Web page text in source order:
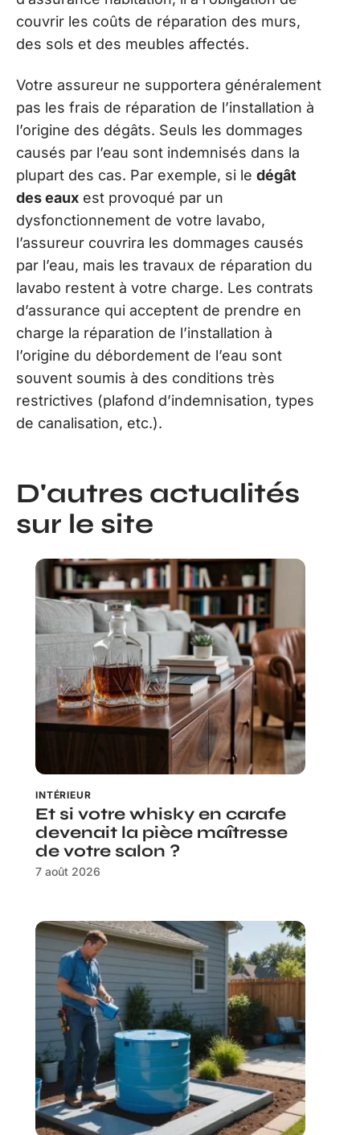
couvrir les coûts de réparation des murs,
des sols et des meubles affectés.
Votre assureur ne supportera généralement
pas les frais de réparation de l’installation à
l’origine des dégâts. Seuls les dommages
causés par l’eau sont indemnisés dans la
plupart des cas. Par exemple, si le dégât
des eaux est provoqué par un
dysfonctionnement de votre lavabo,
l’assureur couvrira les dommages causés
par l’eau, mais les travaux de réparation du
lavabo restent à votre charge. Les contrats
d’assurance qui acceptent de prendre en
charge la réparation de l’installation à
l’origine du débordement de l’eau sont
souvent soumis à des conditions très
restrictives (plafond d’indemnisation, types
de canalisation, etc.).
D'autres actualités
sur le site
INTÉRIEUR
Et si votre whisky en carafe
devenait la pièce maîtresse
de votre salon ?
7 août 2026